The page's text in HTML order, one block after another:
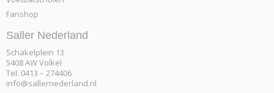
Fanshop
Saller Nederland
Schakelplein 13
5408 AW Volkel
Tel. 0413 – 274406
info@sallernederland.nl